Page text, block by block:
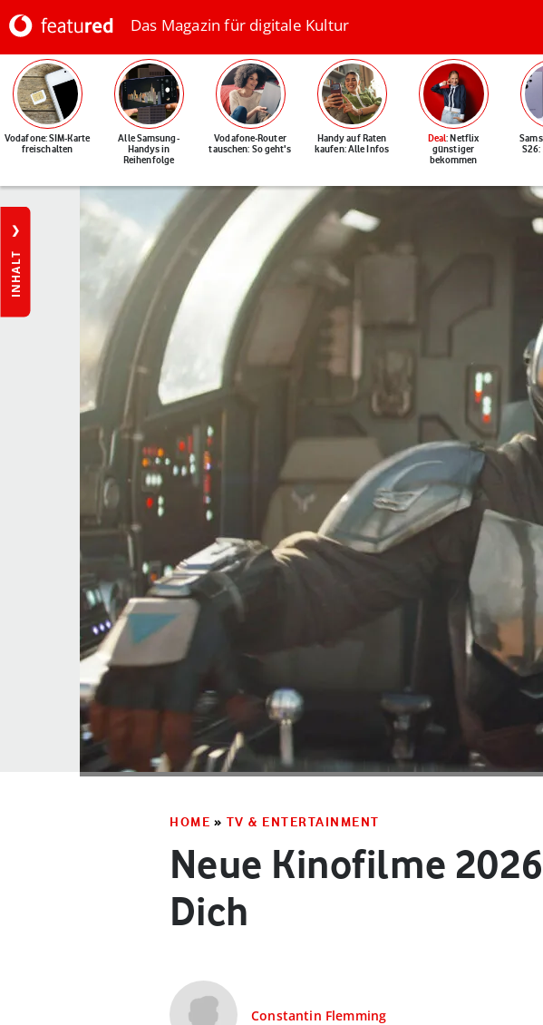
Das Magazin für digitale Kultur
Vodafone: SIM-Karte
freischalten
Alle Samsung-
Handys in
Reihenfolge
Vodafone-Router
tauschen: So geht's
Handy auf Raten
kaufen: Alle Infos
Deal: Netflix
günstiger
bekommen
S26:
INHALT
HOME » TV & ENTERTAINMENT
Neue Kinofilme
Dich
Constantin Flemming